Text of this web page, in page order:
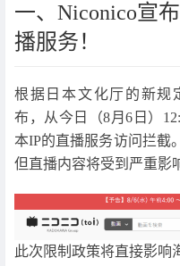
一、Niconico宣
播服务！
根据日本文化厅的新规
布，从今日（8月6日）
本IP的直播服务访问拦截
但直播内容将受到严重影
此次限制政策将直接影响